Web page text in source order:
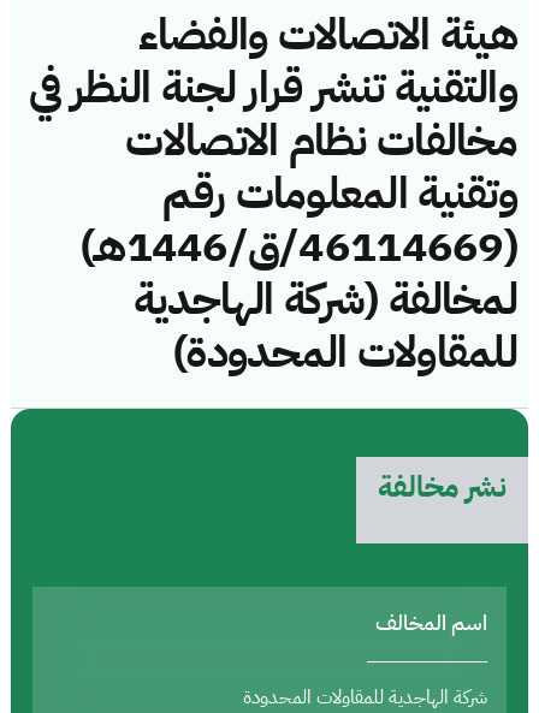
هيئة الاتصالات والفضاء
والتقنية تنشر قرار لجنة النظر في
مخالفات نظام الاتصالات
وتقنية المعلومات رقم
(46114669/ق/1446هـ)
لمخالفة (شركة الهاجدية
للمقاولات المحدودة)
نشر مخالفة
اسم المخالف
شركة الهاجدية للمقاولات المحدودة